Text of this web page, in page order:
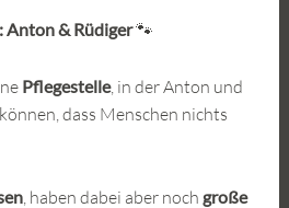
Anton & Rüdiger🐾
Pflegestelle, in der Anton und
dass Menschen nichts
, haben dabei aber nochgroße